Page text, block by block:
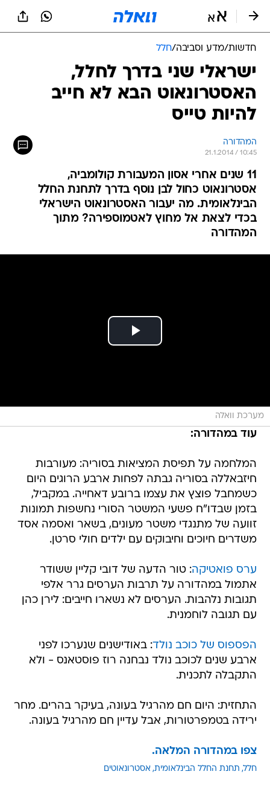
חדשות/מדע וסביבה/חלל
ישראלי שני בדרך לחלל,
האסטרונאוט הבא לא חייב
להיות טייס
המהדורה
21.1.2014 / 10:45
11 שנים אחרי אסון המעבורת קולומביה,
אסטרונאוט כחול לבן נוסף בדרך לתחנת החלל
הבינלאומית. מה יעבור האסטרונאוט הישראלי
בכדי לצאת אל מחוץ לאטמוספירה? מתוך
המהדורה
מערכת וואלה
עוד במהדורה:
המלחמה על תפיסת המציאות בסוריה: מעורבות
חיזבאללה בסוריה גבתה לפחות ארבע הרוגים היום
כשמחבל פוצץ את עצמו ברובע דאחייה. במקביל,
בזמן שבדו"ח פשעי המשטר הסורי נחשפות תמונות
זוועה של מתנגדי משטר מעונים, בשאר ואסמה אסד
משדרים חיוכים וחיבוקים עם ילדים חולי סרטן.
ערס פואטיקה: טור הדעה של דובי קליין ששודר
אתמול במהדורה על תרבות הערסים גרר אלפי
תגובות נלהבות. הערסים לא נשארו חייבים: לירן כהן
עם תגובה לוחמנית.
הפספוס של כוכב נולד: באודישנים שנערכו לפני
ארבע שנים לכוכב נולד נבחנה רוז פוסטאנס - ולא
התקבלה לתכנית.
התחזית: היום חם מהרגיל בעונה, בעיקר בהרים. מחר
ירידה בטמפרטורות, אבל עדיין חם מהרגיל בעונה.
צפו במהדורה המלאה.
חלל תחנת החלל הבינלאומית אסטרונאוטים